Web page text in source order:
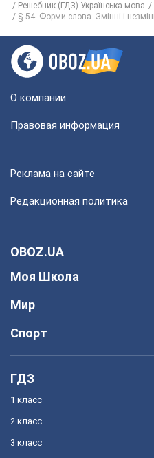
Решебник (ГДЗ) Українська мова
§ 54. Форми слова. Змінні і
О компании
Правовая информация
Реклама на сайте
Редакционная политика
OBOZ.UA
Моя Школа
Мир
Спорт
ГДЗ
1 класс
2 класс
3 класс